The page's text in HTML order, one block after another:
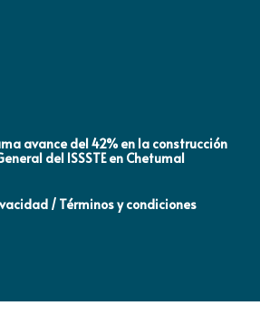
avance del 42% en la construcción
del ISSSTE en Chetumal
/ Términos y condiciones